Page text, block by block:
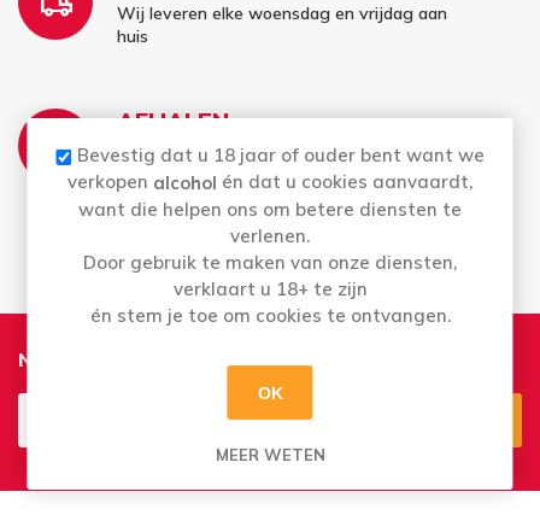
Wij leveren elke woensdag en vrijdag aan
huis
AFHALEN:
Di t.e.m. Za: Uw bestelling staat 2 uur later al
voor u klaar
Bestellingen op zondag en maandag kan u
vanaf dinsdag afhalen
Nieuwsbrief
Opzeggen
Bevestig dat u 18 jaar of ouder bent want we
verkopen alcohol én dat u cookies aanvaardt,
want die helpen ons om betere diensten te
verlenen.
Door gebruik te maken van onze diensten,
verklaart u 18+ te zijn
én stem je toe om cookies te ontvangen.
OK
MEER WETEN